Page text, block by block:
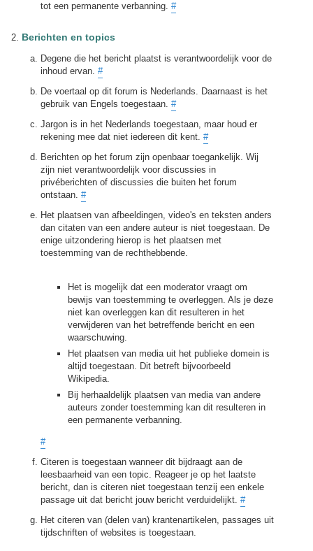
tot een permanente verbanning. #
Berichten en topics
Degene die het bericht plaatst is verantwoordelijk voor de
inhoud ervan. #
De voertaal op dit forum is Nederlands. Daarnaast is het
gebruik van Engels toegestaan. #
Jargon is in het Nederlands toegestaan, maar houd er
rekening mee dat niet iedereen dit kent. #
Berichten op het forum zijn openbaar toegankelijk. Wij
zijn niet verantwoordelijk voor discussies in
privéberichten of discussies die buiten het forum
ontstaan. #
Het plaatsen van afbeeldingen, video's en teksten anders
dan citaten van een andere auteur is niet toegestaan. De
enige uitzondering hierop is het plaatsen met
toestemming van de rechthebbende.
Het is mogelijk dat een moderator vraagt om
bewijs van toestemming te overleggen. Als je deze
niet kan overleggen kan dit resulteren in het
verwijderen van het betreffende bericht en een
waarschuwing.
Het plaatsen van media uit het publieke domein is
altijd toegestaan. Dit betreft bijvoorbeeld
Wikipedia.
Bij herhaaldelijk plaatsen van media van andere
auteurs zonder toestemming kan dit resulteren in
een permanente verbanning.
#
Citeren is toegestaan wanneer dit bijdraagt aan de
leesbaarheid van een topic. Reageer je op het laatste
bericht, dan is citeren niet toegestaan tenzij een enkele
passage uit dat bericht jouw bericht verduidelijkt. #
Het citeren van (delen van) krantenartikelen, passages uit
tijdschriften of websites is toegestaan.